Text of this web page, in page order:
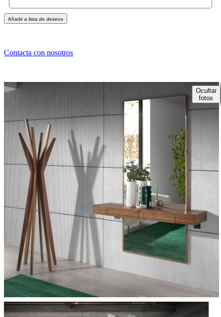
Añadir a lista de deseos
Contacta con nosotros
Ocultar
fotos